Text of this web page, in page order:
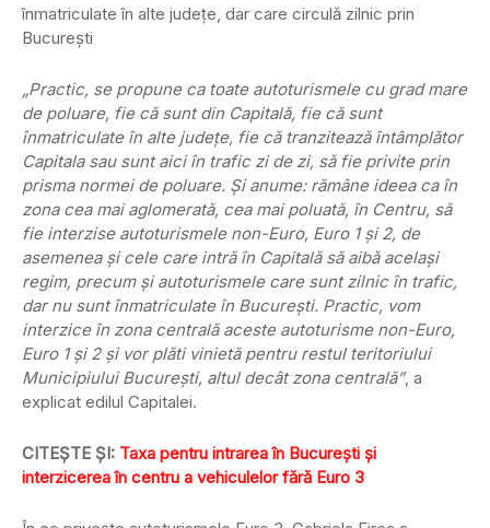
înmatriculate în alte judeţe, dar care circulă zilnic prin
Bucureşti
„Practic, se propune ca toate autoturismele cu grad mare
de poluare, fie că sunt din Capitală, fie că sunt
înmatriculate în alte judeţe, fie că tranzitează întâmplător
Capitala sau sunt aici în trafic zi de zi, să fie privite prin
prisma normei de poluare. Şi anume: rămâne ideea ca în
zona cea mai aglomerată, cea mai poluată, în Centru, să
fie interzise autoturismele non-Euro, Euro 1 şi 2, de
asemenea şi cele care intră în Capitală să aibă acelaşi
regim, precum şi autoturismele care sunt zilnic în trafic,
dar nu sunt înmatriculate în Bucureşti. Practic, vom
interzice în zona centrală aceste autoturisme non-Euro,
Euro 1 şi 2 şi vor plăti vinietă pentru restul teritoriului
Municipiului Bucureşti, altul decât zona centrală”, a
explicat edilul Capitalei.
CITEŞTE ŞI: Taxa pentru intrarea în Bucureşti şi
interzicerea în centru a vehiculelor fără Euro 3